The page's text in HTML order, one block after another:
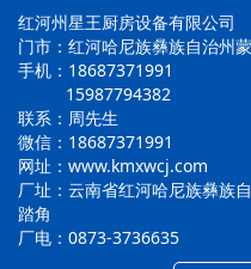
红河州星王厨房设备有限公司
门市：红河哈尼族彝族自治州
手机：18687371991
15987794382
联系：周先生
微信：18687371991
网址：www.kmxwcj.com
厂址：云南省红河哈尼族彝族
踏角
厂电：0873-3736635